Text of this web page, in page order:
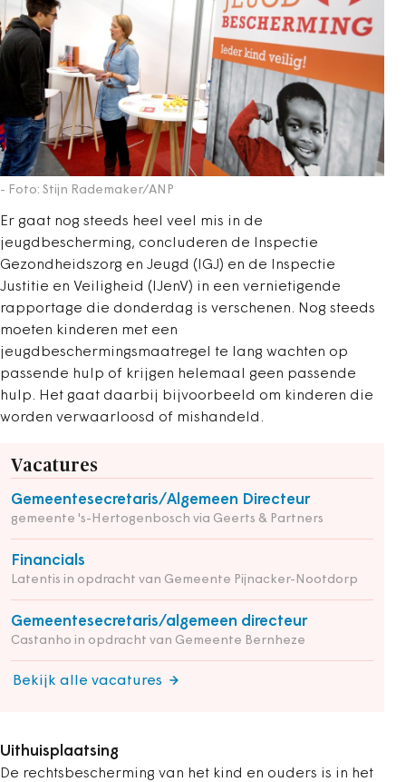
- Foto: Stijn Rademaker/ANP
Er gaat nog steeds heel veel mis in de
jeugdbescherming, concluderen de Inspectie
Gezondheidszorg en Jeugd (IGJ) en de Inspectie
Justitie en Veiligheid (IJenV) in een vernietigende
rapportage die donderdag is verschenen. Nog steeds
moeten kinderen met een
jeugdbeschermingsmaatregel te lang wachten op
passende hulp of krijgen helemaal geen passende
hulp. Het gaat daarbij bijvoorbeeld om kinderen die
worden verwaarloosd of mishandeld.
Vacatures
Gemeentesecretaris/Algemeen Directeur
gemeente 's-Hertogenbosch via Geerts & Partners
Financials
Latentis in opdracht van Gemeente Pijnacker-Nootdorp
Gemeentesecretaris/algemeen directeur
Castanho in opdracht van Gemeente Bernheze
Bekijk alle vacatures
Uithuisplaatsing
De rechtsbescherming van het kind en ouders is in het